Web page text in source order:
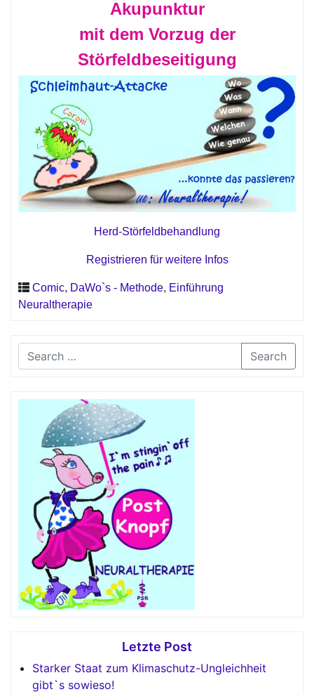
Akupunktur
mit dem Vorzug der
Störfeldbeseitigung
Herd-Störfeldbehandlung
Registrieren für weitere Infos
Comic, DaWo`s - Methode, Einführung
Neuraltherapie
Search
Letzte Post
Starker Staat zum Klimaschutz-Ungleichheit
gibt`s sowieso!